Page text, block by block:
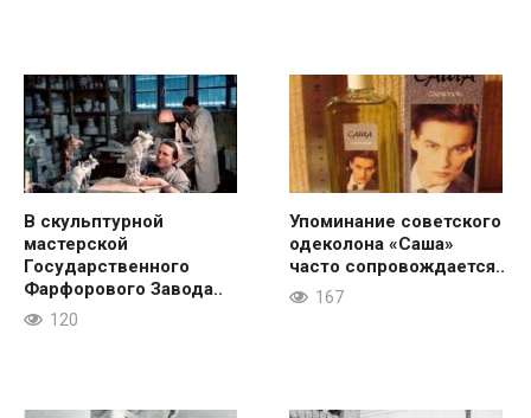
В скульптурной
мастерской
Государственного
Фарфорового Завода..
120
Упоминание советского
одеколона «Саша»
часто сопровождается..
167